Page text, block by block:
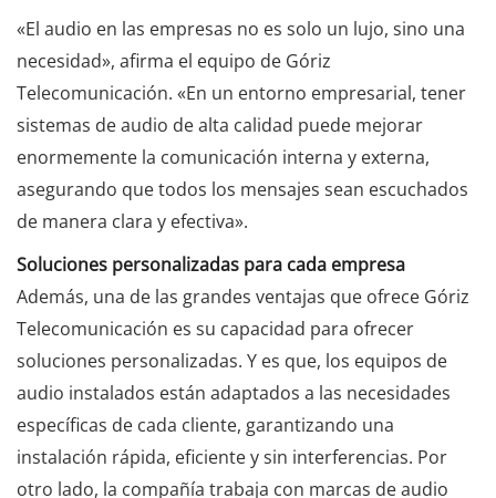
«El audio en las empresas no es solo un lujo, sino una
necesidad», afirma el equipo de Góriz
Telecomunicación. «En un entorno empresarial, tener
sistemas de audio de alta calidad puede mejorar
enormemente la comunicación interna y externa,
asegurando que todos los mensajes sean escuchados
de manera clara y efectiva».
Soluciones personalizadas para cada empresa
Además, una de las grandes ventajas que ofrece Góriz
Telecomunicación es su capacidad para ofrecer
soluciones personalizadas. Y es que, los equipos de
audio instalados están adaptados a las necesidades
específicas de cada cliente, garantizando una
instalación rápida, eficiente y sin interferencias. Por
otro lado, la compañía trabaja con marcas de audio